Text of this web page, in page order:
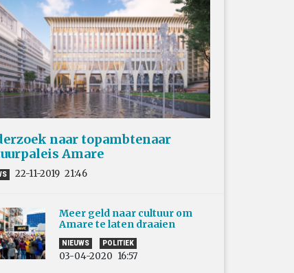
naar topambtenaar
Amare
22-11-2019 21:46
Meer geld naar cultuur om
Amare te laten draaien
NIEUWS POLITIEK
03-04-2020 16:57